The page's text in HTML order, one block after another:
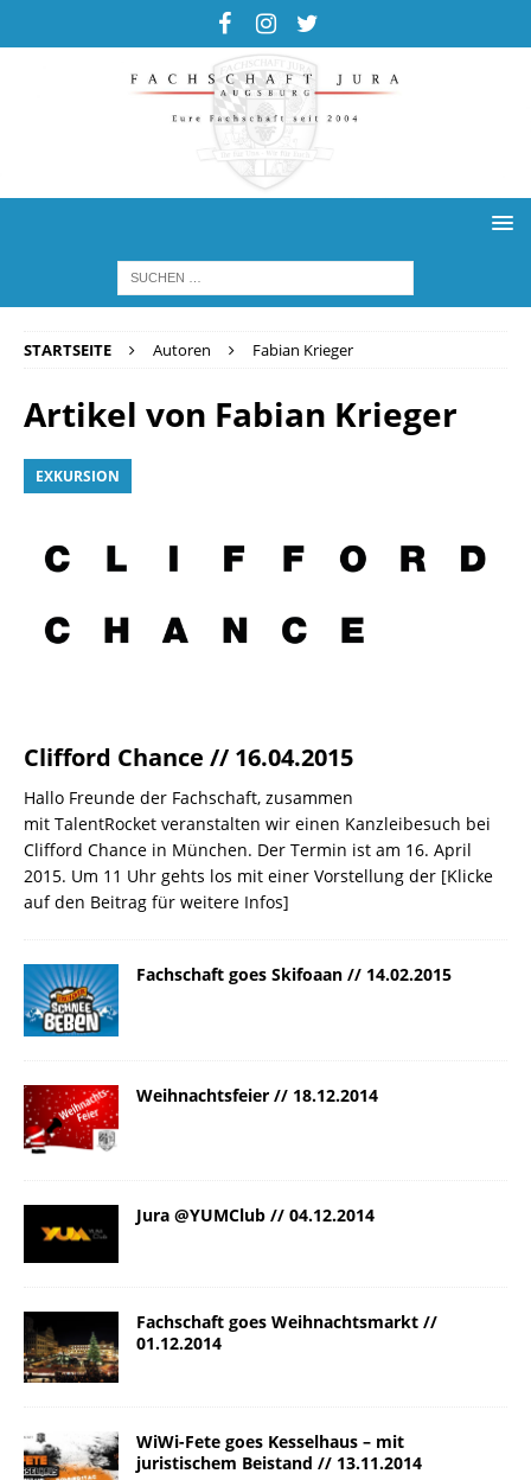
STARTSEITE Autoren Fabian Krieger
Artikel von Fabian Krieger
EXKURSION
Clifford Chance // 16.04.2015
Hallo Freunde der Fachschaft, zusammen
mit TalentRocket veranstalten wir einen Kanzleibesuch bei
Clifford Chance in München. Der Termin ist am 16. April
2015. Um 11 Uhr gehts los mit einer Vorstellung der [Klicke
auf den Beitrag für weitere Infos]
Fachschaft goes Skifoaan // 14.02.2015
Weihnachtsfeier // 18.12.2014
Jura @YUMClub // 04.12.2014
Fachschaft goes Weihnachtsmarkt //
01.12.2014
WiWi-Fete goes Kesselhaus – mit
juristischem Beistand // 13.11.2014